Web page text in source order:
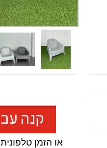
או הזמן טלפונית 09-7407726